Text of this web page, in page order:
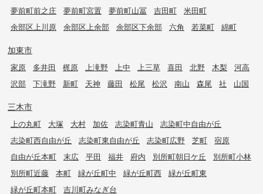
夢前町前之庄
夢前町宮置 夢前町山冨 吉田町
米田町
余部区上川原
余部区上余部 余部区下余部 六角 若菜町 綿町
加東市
家原 多井田 梶原 上滝野 上中 上三草 喜田 北野 木梨
河高
沢部
下滝野 新町 天神 藤田 松尾 松沢 南山 森尾 社 山国
三木市
上の丸町 大塚 大村 加佐 志染町青山
志染町中自由が丘
志染町西自由が丘
志染町東自由が丘 志染町広野 芝町
宿原
自由が丘本町
末広 平田 福井 府内 別所町朝日ケ丘
別所町小林
別所町近藤
本町 緑が丘町中 緑が丘町西
緑が丘町東
緑が丘町本町
吉川町みなぎ台